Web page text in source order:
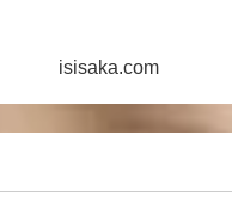
isisaka.com